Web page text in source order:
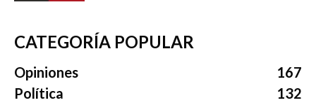
CATEGORÍA POPULAR
Opiniones
167
Política
132